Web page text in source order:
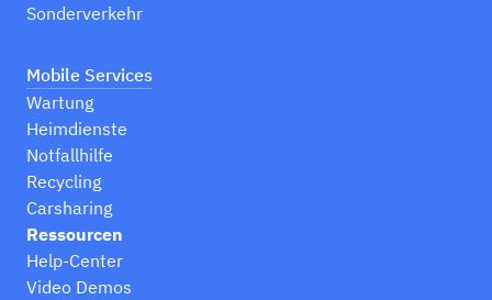
Sonderverkehr
Mobile Services
Wartung
Heimdienste
Notfallhilfe
Recycling
Carsharing
Ressourcen
Help-Center
Video Demos